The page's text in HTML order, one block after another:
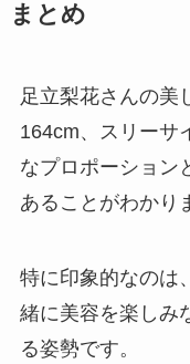
まとめ
足立梨花さんの美
164cm、スリーサ
なプロポーション
あることがわかり
特に印象的なのは
緒に美容を楽しみ
る姿勢です。